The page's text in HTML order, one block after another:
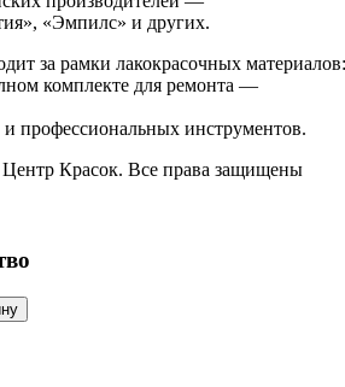
«Эмпилс» и других.
за рамки лакокрасочных
комплекте для ремонта —
и профессиональных инструментов.
Красок. Все права защищены